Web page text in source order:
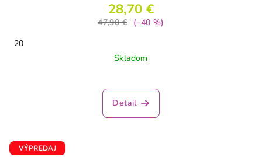
28,70 €
47,90 €
(–40 %)
20
Skladom
Detail
VÝPREDAJ